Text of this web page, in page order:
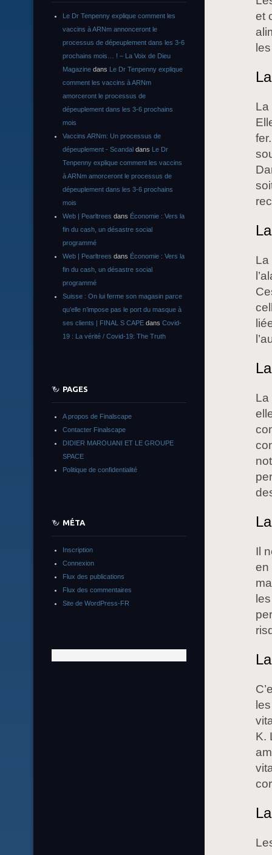
et
La
La
La
Il
en
K.
Le Dr Tenpenny explique comment les
vaccins à ARNm annonceront le
processus de dépeuplement dans les 3-6
prochains mois… ! – La Voix de Dieu
Magazine dans Le Dr Tenpenny explique
comment les vaccins à ARNm
amorceront le processus de
dépeuplement dans les 3-6 prochains
mois
Vaccins ARNm: Un processus de
dépeuplement - Scandal dans Le Dr
Tenpenny explique comment les vaccins
à ARNm amorceront le processus de
dépeuplement dans les 3-6 prochains
mois
Web | Pearltrees dans Économie : Vers la
fin du cash, un désastre social
programmé
Web | Pearltrees dans Économie : Vers la
fin du cash, un désastre social
programmé
Suisse : On lui ferme son magasin parce
qu’elle n’impose pas le port du masque à
ses clients | FINAL S CAPE dans Covid-
19 : La vérité / Covid-19: The Truth
PAGES
A propos de Finalscape
Contacter Finalscape
DIDIER MAROUANI ET LE GROUPE
SPACE
Politique de confidentialité
MÉTA
Inscription
Connexion
Flux des publications
Flux des commentaires
Site de WordPress-FR